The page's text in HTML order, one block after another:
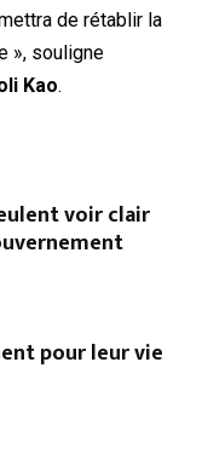
de rétablir la
», souligne
Kao.
voir clair
pour leur vie